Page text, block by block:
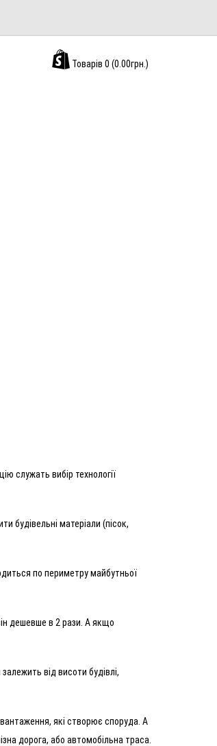
Товарів 0 (0.00грн.)
служать вибір технології
будівельні матеріали (пісок,
по периметру майбутньої
дешевше в 2 рази. А якщо
від висоти будівлі,
які створює споруда. А
дорога, або автомобільна траса.